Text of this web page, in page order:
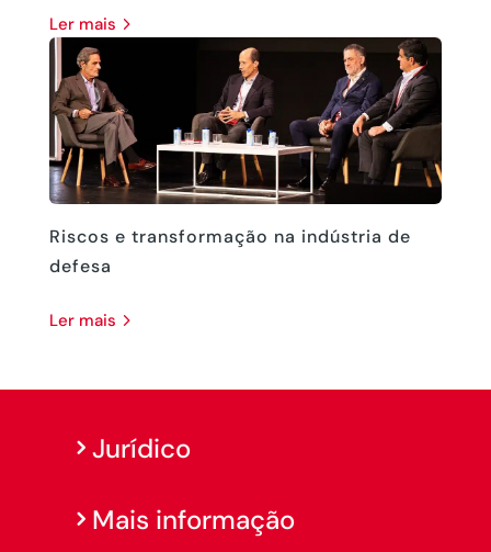
ler mais
Riscos e transformação na indústria de
defesa
ler mais
Jurídico
Mais informação